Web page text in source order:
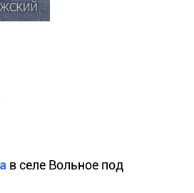
в селе Вольное под